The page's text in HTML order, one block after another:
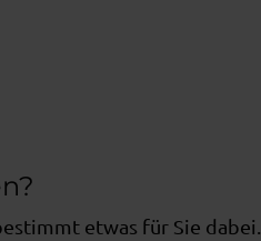
etwas für Sie dabei.